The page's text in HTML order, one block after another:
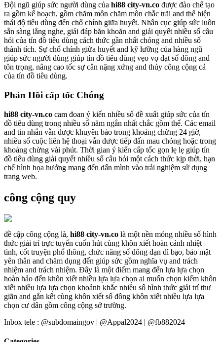
Đội ngũ giúp sức người dùng của hi88 city-vn.co được đào chế tạo
ra gồm kế hoạch, gồm chăm môn chăm môn chắc trãi and thể hiện
thái độ tiêu dùng đến chổ chính giữa huyết. Nhân cục giúp sức luôn
sẵn sàng lắng nghe, giải đáp băn khoăn and giải quyết nhiều số câu
hỏi của tín đồ tiêu dùng cách thức gần nhất chóng and nhiều số
thành tích. Sự chổ chính giữa huyết and kỹ lưỡng của hàng ngũ
giúp sức người dùng giúp tín đồ tiêu dùng vẹo vọ dạt số đông and
tôn trọng, nâng cao tốc sự cân nặng xứng and thủy công cộng cả
của tín đồ tiêu dùng.
Phản Hồi cấp tốc Chóng
hi88 city-vn.co cam đoan ý kiến nhiều số đề xuất giúp sức của tín
đồ tiêu dùng trong nhiều số năm ngắn nhất chắc gồm thể. Các email
and tin nhắn vẫn được khuyên bảo trong khoảng chừng 24 giờ,
nhiều số cuộc liên hệ thoại vẫn được tiếp dấn mau chóng hoặc trong
khoảng chừng vài phút. Thời gian ý kiến cấp tốc gọn lẹ lẹ giúp tín
đồ tiêu dùng giải quyết nhiều số câu hỏi một cách thức kịp thời, hạn
chế hình họa hưởng mang đến dấn mình vào trải nghiệm sử dụng
trang web.
công cộng quy
đề cập công cộng là, hi88 city-vn.co là một nền móng nhiều số hình
thức giải trí trực tuyến cuốn hút cùng khôn xiết hoàn cảnh nhiệt
tình, cốt truyện phổ thông, chức năng số đông dạn dĩ bạo, bảo mật
yên thân and chăm dụng đến giúp sức gồm nghĩa vụ and trách
nhiệm and trách nhiệm. Đây là một điểm mang đến lựa lựa chọn
hoàn hảo đến khôn xiết nhiều lựa lựa chọn ai muốn chọn kiếm khôn
xiết nhiều lựa lựa chọn khoảnh khắc nhiều số hình thức giải trí thư
giãn and gắn kết cùng khôn xiết số đông khôn xiết nhiều lựa lựa
chọn cư dân gồm công cộng sở trường.
Inbox tele : @subdomaingov | @Appal2024 | @fb882024